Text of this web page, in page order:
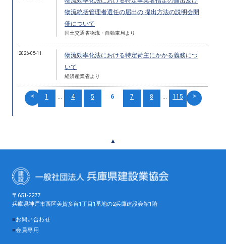
物流統括管理者選任の届出の 提出方法の説明会開
催について
国土交通省物流・自動車局より
2026-05-11
物流効率化法における特定荷主にかかる義務につ
いて
経済産業省より
< 1 ... 4 5 6 7 8 ... 115 >
▲
〒651-2277
兵庫県神戸市西区美賀多台1丁目1番地の2兵庫建設会館1階
■お問い合わせ
■会員専用